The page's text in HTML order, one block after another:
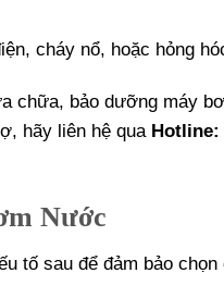
cháy nổ, hoặc hỏng
chữa, bảo dưỡng máy
hãy liên hệ qua Hotline:
Nước
tố sau để đảm bảo